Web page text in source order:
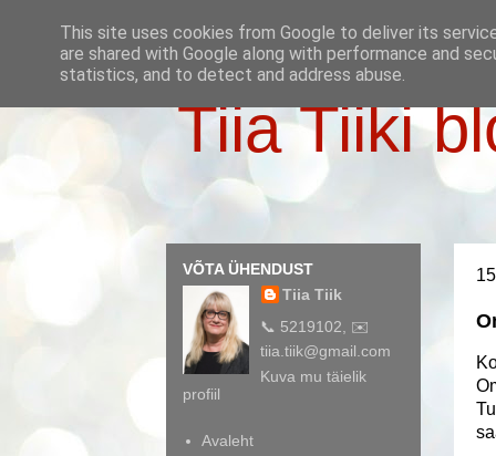
Tiia Tiiki
VÕTA ÜHENDUST
Tiia Tiik
📞 5219102, ✉️
tiia.tiik@gmail.com
Kuva mu täielik
profiil
Avaleht
This site uses cookies from Google to deliver its
are shared with Google along with performance and
statistics, and to detect and address abuse.